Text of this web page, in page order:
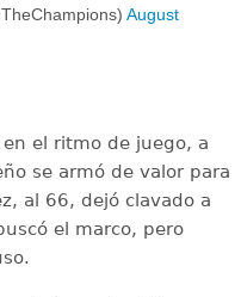
August
el ritmo de juego, a
se armó de valor para
al 66, dejó clavado a
el marco, pero